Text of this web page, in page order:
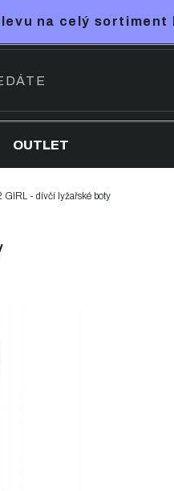
na celý sortiment
OUTLET
- dívčí lyžařské boty